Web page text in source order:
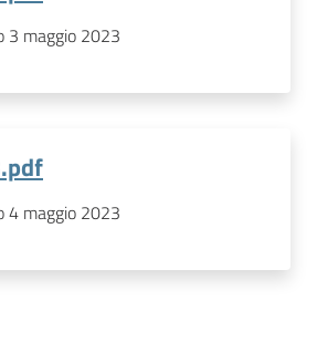
3 maggio 2023
4 maggio 2023